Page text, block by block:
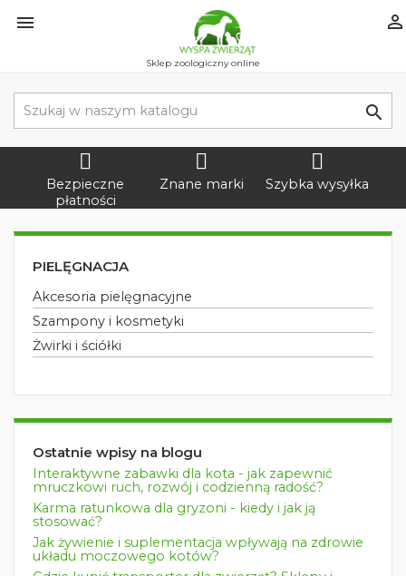
 
Sklep zoologiczny online

Bezpieczne
płatności
Znane marki Szybka wysyłka
PIELĘGNACJA
Akcesoria pielęgnacyjne
Szampony i kosmetyki
Żwirki i ściółki
Ostatnie wpisy na blogu
Interaktywne zabawki dla kota - jak zapewnić
mruczkowi ruch, rozwój i codzienną radość?
Karma ratunkowa dla gryzoni - kiedy i jak ją
stosować?
Jak żywienie i suplementacja wpływają na zdrowie
układu moczowego kotów?